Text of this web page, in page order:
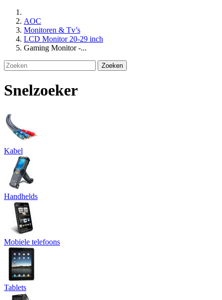
AOC
Monitoren & Tv’s
LCD Monitor 20-29 inch
Gaming Monitor -...
Zoeken
Snelzoeker
Kabel
Handhelds
Mobiele telefoons
Tablets